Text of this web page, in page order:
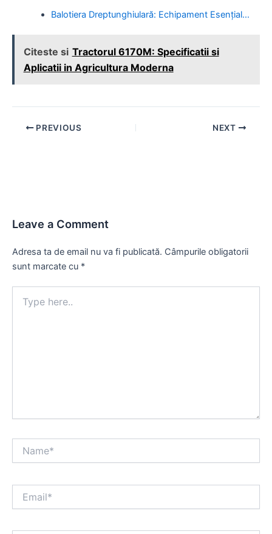
Balotiera Dreptunghiulară: Echipament Esențial…
Citeste si Tractorul 6170M: Specificatii si
Aplicatii in Agricultura Moderna
Post PREVIOUS NEXT
Leave a Comment
Adresa ta de email nu va fi publicată. Câmpurile obligatorii
sunt marcate cu *
here..